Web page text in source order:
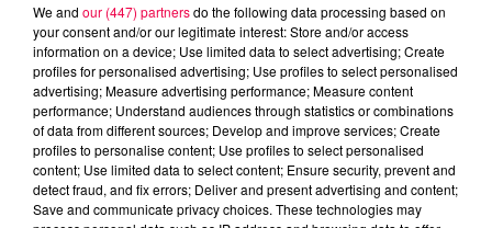
We and our (447) partnersdo the following data processing based on
your consent and/or our legitimate interest: Store and/or access
information on a device; Use limited data to select advertising; Create
profiles for personalised advertising; Use profiles to select personalised
advertising; Measure advertising performance; Measure content
performance; Understand audiences through statistics or combinations
of data from different sources; Develop and improve services; Create
profiles to personalise content; Use profiles to select personalised
content; Use limited data to select content; Ensure security, prevent and
detect fraud, and fix errors; Deliver and present advertising and content;
Save and communicate privacy choices. These technologies may